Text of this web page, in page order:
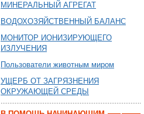
МИНЕРАЛЬНЫЙ АГРЕГАТ
ВОДОХОЗЯЙСТВЕННЫЙ БАЛАНС
МОНИТОР ИОНИЗИРУЮЩЕГО
ИЗЛУЧЕНИЯ
Пользователи животным миром
УЩЕРБ ОТ ЗАГРЯЗНЕНИЯ
ОКРУЖАЮЩЕЙ СРЕДЫ